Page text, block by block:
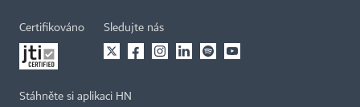
Certifikováno Sledujte nás
Stáhněte si aplikaci HN